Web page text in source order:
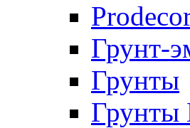
Грунт-
Грунты
Грунты